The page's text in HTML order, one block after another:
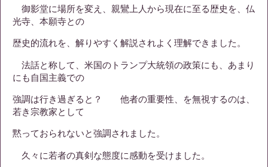
御影堂に場所を変え、親鸞上人から現在に至る歴史を、仏
光寺、本願寺との
歴史的流れを、解りやすく解説されよく理解できました。
法話と称して、米国のトランプ大統領の政策にも、あまり
にも自国主義での
強調は行き過ぎると？ 他者の重要性、を無視するのは、
若き宗教家として
黙っておられないと強調されました。
久々に若者の真剣な態度に感動を受けました。